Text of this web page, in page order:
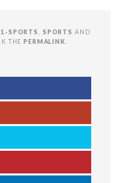
SPORTS SPORTS AND
THEPERMALINK